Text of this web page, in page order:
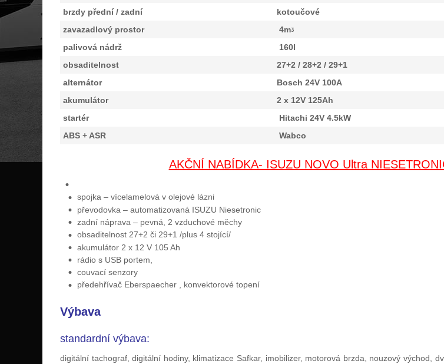
brzdy přední / zadní
kotoučové
zavazadlový prostor
4mᶾ
palivová nádrž
160l
obsaditelnost
27+2 / 28+2 / 29+1
alternátor
Bosch 24V 100A
akumulátor
2 x 12V 125Ah
startér
Hitachi 24V 4.5kW
ABS + ASR
Wabco
AKČNÍ NABÍDKA- ISUZU NOVO Ultra
spojka – vícelamelová v olejové lázni
převodovka – automatizovaná ISUZU Niesetronic
zadní náprava – pevná, 2 vzduchové měchy
obsaditelnost 27+2 či 29+1 /plus 4 stojící/
akumulátor 2 x 12 V 105 Ah
rádio s USB portem,
couvací senzory
předehřívač Eberspaecher , konvektorové topení
Výbava
standardní výbava:
digitální tachograf, digitální hodiny, klimatizace Safkar, imobilizer, motorová brzda, nouzový východ,